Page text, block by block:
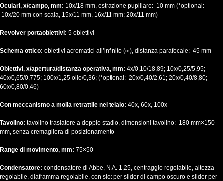
Oculari, x/campo, mm: 10х/18 mm, estrazione pupillare: 10 mm (*optional:
10x/20 mm con scala, 15x/11 mm, 16x/11 mm; 20x/11 mm)
Revolver portaobiettivi: 5 obiettivi
Schema ottico: obiettivi acromatici all’infinito (∞), distanza parafocale: 45 mm
Obiettivi, x/apertura/distanza operativa, mm: 4x/0,10/18,89; 10x/0,25/5,95;
40x/0,65/0,775; 100x/1,25 olio/0,36; (*optional: 20х/0,40/2,61; 20x/0,40/8,80;
60x/0,80/0,46)
Con meccanismo a molla retrattile nel telaio: 40x, 60x, 100x
Tavolino: tavolino traslatore a doppio stadio, dimensioni tavolino: 180 mm×150
mm, senza cremagliera di posizionamento
Range di movimento, mm: 75×50
Condensatore: condensatore di Abbe, N.A. 1,25, centraggio regolabile, altezza
regolabile, diaframma regolabile, con slot per slider di campo oscuro e slider per